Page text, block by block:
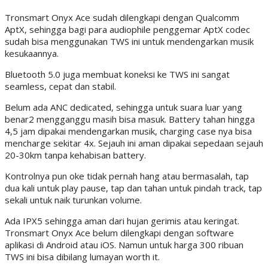
Tronsmart Onyx Ace sudah dilengkapi dengan Qualcomm
AptX, sehingga bagi para audiophile penggemar AptX codec
sudah bisa menggunakan TWS ini untuk mendengarkan musik
kesukaannya.
Bluetooth 5.0 juga membuat koneksi ke TWS ini sangat
seamless, cepat dan stabil.
Belum ada ANC dedicated, sehingga untuk suara luar yang
benar2 mengganggu masih bisa masuk. Battery tahan hingga
4,5 jam dipakai mendengarkan musik, charging case nya bisa
mencharge sekitar 4x. Sejauh ini aman dipakai sepedaan sejauh
20-30km tanpa kehabisan battery.
Kontrolnya pun oke tidak pernah hang atau bermasalah, tap
dua kali untuk play pause, tap dan tahan untuk pindah track, tap
sekali untuk naik turunkan volume.
Ada IPX5 sehingga aman dari hujan gerimis atau keringat.
Tronsmart Onyx Ace belum dilengkapi dengan software
aplikasi di Android atau iOS. Namun untuk harga 300 ribuan
TWS ini bisa dibilang lumayan worth it.